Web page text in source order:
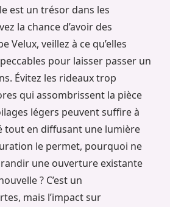
est un trésor dans les
la chance d’avoir des
Velux, veillez à ce qu’elles
pour laisser passer un
Évitez les rideaux trop
qui assombrissent la pièce
légers peuvent suffire à
tout en diffusant une lumière
le permet, pourquoi ne
une ouverture existante
? C’est un
mais l’impact sur